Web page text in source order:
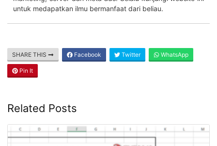
Mahdi Nur
sangat expert dalam website, email
marketing, server dan meta ads. Selalu kunjungi website ini
untuk medapatkan ilmu bermanfaat dari beliau.
Pin It